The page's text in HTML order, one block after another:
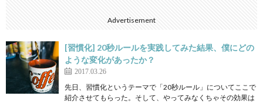
Advertisement
[習慣化] 20秒ルールを実践してみた結果、僕にどの
ような変化があったか？
2017.03.26
先日、習慣化というテーマで「20秒ルール」についてここで
紹介させてもらった。そして、やってみなくちゃその効果は